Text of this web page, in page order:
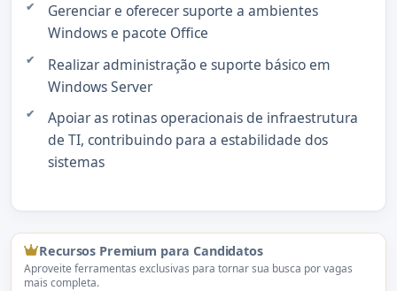
Gerenciar e oferecer suporte a ambientes
Windows e pacote Office
Realizar administração e suporte básico em
Windows Server
Apoiar as rotinas operacionais de infraestrutura
de TI, contribuindo para a estabilidade dos
sistemas
Recursos Premium para Candidatos
Aproveite ferramentas exclusivas para tornar sua busca por vagas
mais completa.